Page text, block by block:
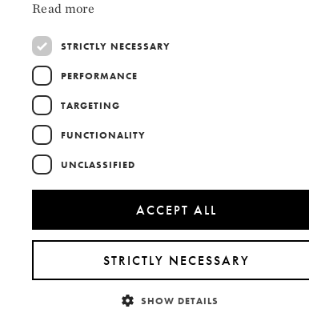
Read more
STRICTLY NECESSARY
PERFORMANCE
TARGETING
FUNCTIONALITY
UNCLASSIFIED
ACCEPT ALL
STRICTLY NECESSARY
SHOW DETAILS